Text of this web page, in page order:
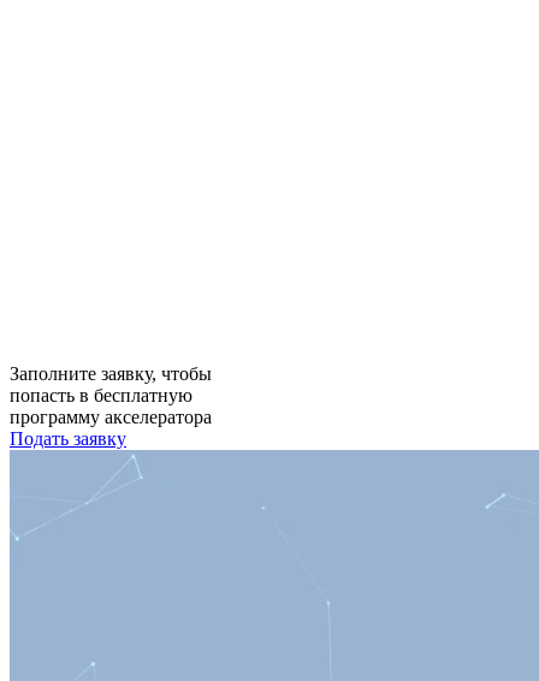
Заполните заявку, чтобы
попасть в бесплатную
программу акселератора
Подать заявку